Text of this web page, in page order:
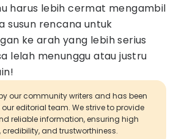
harus lebih cermat mengambil
susun rencana untuk
ke arah yang lebih serius
lelah menunggu atau justru
our community writers and has been
editorial team. We strive to provide
reliable information, ensuring high
and trustworthiness.